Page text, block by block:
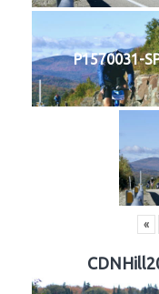
P1570031-
«